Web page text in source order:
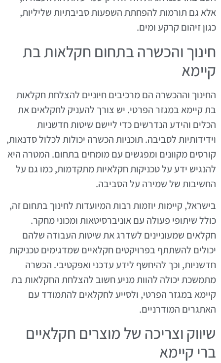
אלא גם תורמות להפחתת השפעות סביבתיות שליליות,
כגון זיהום קרקע ומים.
חינוך והכשרה בתחום חקלאות בת
קיימא
החינוך וההכשרה הם מרכיבים חיוניים להצלחת חקלאות
בת קיימא במגזר הפרטי. יש צורך להעניק לחקלאים את
הכלים והידע הנדרשים כדי ליישם שיטות חדשניות
וידידותיות לסביבה. תוכניות הכשרה יכולות לכלול סדנאות,
קורסים מקוונים ומפגשים עם מומחים בתחום. המטרה היא
להנגיש ידע על טכניקות חקלאיות מתקדמות, כמו גם על
החשיבות של שמירה על הסביבה.
בישראל, קיימות יוזמות רבות המיועדות לחינוך בתחום זה,
כולל שיתופי פעולה עם אוניברסיטאות ומכוני מחקר.
חקלאים שמעוניינים לשדרג את שיטות העבודה שלהם
יכולים להשתתף בפרויקטים חקלאיים שמדגימים טכניקות
חדשניות, וכך להיחשף לידע עדכני ואפקטיבי. הכשרה
מתמשכת יכולה להוות מניע חשוב להצלחת החקלאות בת
קיימא במגזר הפרטי, ולסייע לחקלאים להתמודד עם
האתגרים המודרניים.
שיווק וצריכה של מוצרים חקלאיים
ברי קיימא